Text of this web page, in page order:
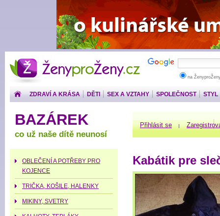
ŽenyproŽeny.cz
na
ZDRAVÍ A KRÁSA DĚTI SEX A VZTAHY SPOLEČNOST STYL
Přihlásit se
Kabátik pre
BAZÁREK
co už naše dítě neunosí
OBLEČENÍ A POTŘEBY PRO
KOJENCE
TRIČKA, KOŠILE, HALENKY
MIKINY, SVETRY